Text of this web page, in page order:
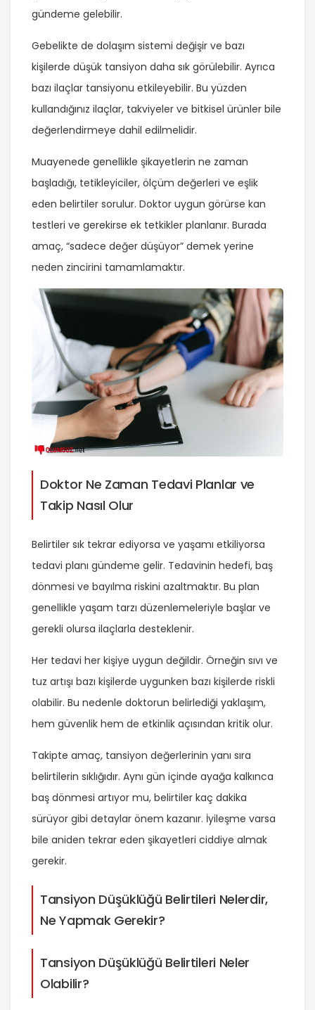
gündeme gelebilir.
Gebelikte de dolaşım sistemi değişir ve bazı
kişilerde düşük tansiyon daha sık görülebilir. Ayrıca
bazı ilaçlar tansiyonu etkileyebilir. Bu yüzden
kullandığınız ilaçlar, takviyeler ve bitkisel ürünler bile
değerlendirmeye dahil edilmelidir.
Muayenede genellikle şikayetlerin ne zaman
başladığı, tetikleyiciler, ölçüm değerleri ve eşlik
eden belirtiler sorulur. Doktor uygun görürse kan
testleri ve gerekirse ek tetkikler planlanır. Burada
amaç, “sadece değer düşüyor” demek yerine
neden zincirini tamamlamaktır.
Doktor Ne Zaman Tedavi Planlar ve
Takip Nasıl Olur
Belirtiler sık tekrar ediyorsa ve yaşamı etkiliyorsa
tedavi planı gündeme gelir. Tedavinin hedefi, baş
dönmesi ve bayılma riskini azaltmaktır. Bu plan
genellikle yaşam tarzı düzenlemeleriyle başlar ve
gerekli olursa ilaçlarla desteklenir.
Her tedavi her kişiye uygun değildir. Örneğin sıvı ve
tuz artışı bazı kişilerde uygunken bazı kişilerde riskli
olabilir. Bu nedenle doktorun belirlediği yaklaşım,
hem güvenlik hem de etkinlik açısından kritik olur.
Takipte amaç, tansiyon değerlerinin yanı sıra
belirtilerin sıklığıdır. Aynı gün içinde ayağa kalkınca
baş dönmesi artıyor mu, belirtiler kaç dakika
sürüyor gibi detaylar önem kazanır. İyileşme varsa
bile aniden tekrar eden şikayetleri ciddiye almak
gerekir.
Tansiyon Düşüklüğü Belirtileri Nelerdir,
Ne Yapmak Gerekir?
Tansiyon Düşüklüğü Belirtileri Neler
Olabilir?